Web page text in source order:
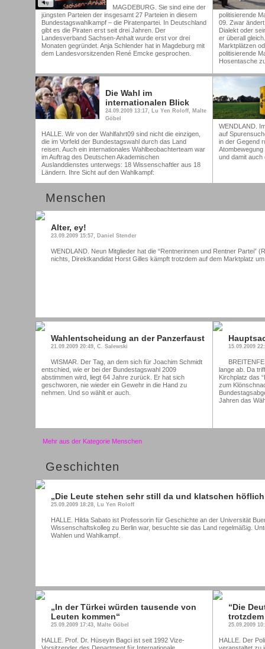
MAGDEBURG. Sie sind eine der
jüngsten Parteien der insgesamt 27 Parteien in diesem
Bundestagswahlkampf – die Piratenpartei. In Deutschland
gibt es die Piraten erst seit drei Jahren. Der
Landesverband Sachsen-Anhalt wurde erst vor drei
Monaten gegründet. Anja Schlender hat in Magdeburg mit
dem Landesvorsitzenden René Emcke gesprochen.
politisierende
09. Zwar
Dialekt oder
er überall
Marktplätzen
politisierende
Hosentasche
Die Wahl im
internationalen Blick
24.09.2009 13:17, Lu Yen Roloff, Malte
Göbel
HALLE. Wir von der Wahlfahrt09 sind nicht die einzigen,
die im Vorfeld der Bundestagswahl durch das Land
reisen. Auch ein internationales Wahlbeobachterteam war
im Auftrag des Deutschen Akademischen
Auslanddienstes unterwegs: 18 Wissenschaftler aus 18
Ländern. Ihre Sicht auf den Wahlkampf:
WENDLAND.
auf
in der Gegend
und damit auch
Menschen
Alter, ey!
23.09.2009 15:57, Daniel Stender
WENDLAND. Neun Mitglieder hat die “Rentnerinnen und Rentner Partei”
nichts, Direktkandidat Horst Gilles kämpft trotzdem auf dem Marktplatz
Wahlentscheidung an der Panzerfaust
21.09.2009 20:49, C. Salewski
WISMAR. Der Tag, an dem sich für Joachim Schmidt
entschied, wie er bei der Bundestagswahl 2009
abstimmen wird, liegt 64 Jahre zurück. Er hat sich
geschworen, nie wieder ein Gewehr in die Hand zu
nehmen. Und so wählt er auch.
15.09.2009
lange ab. Da
Kirchplatz das
zum
Jahren das
Mehr aus der Kategorie Menschen
Geschichten
„Die Leute stehen sehr still da und klatschen
25.09.2009 18:28, Lu Yen Roloff
HALLE. Hilda Sabato ist Professorin für Geschichte an der Universität
Wissenschaftskolleg zu Berlin war, besuchte sie das Land regelmäßig.
Wahlen und Wahlkampf.
„In der Türkei würden tausende von
Leuten kommen“
25.09.2009 17:43, Malte Göbel
HALLE. Prof. Dr. Hüseyin Bagci ist seit 1992 Vize-
“Die
25.09.2009
HALLE. Der